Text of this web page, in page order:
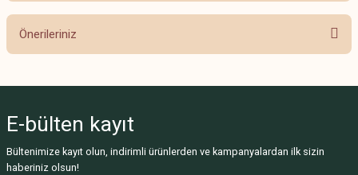
Önerileriniz
Görüş ve önerileriniz için teşekkür ederiz.
Ürün resmi kalitesiz, bozuk veya görüntülenemiyor.
E-bülten kayıt
Bültenimize kayıt olun, indirimli ürünlerden ve kampanyalardan ilk sizin
haberiniz olsun!